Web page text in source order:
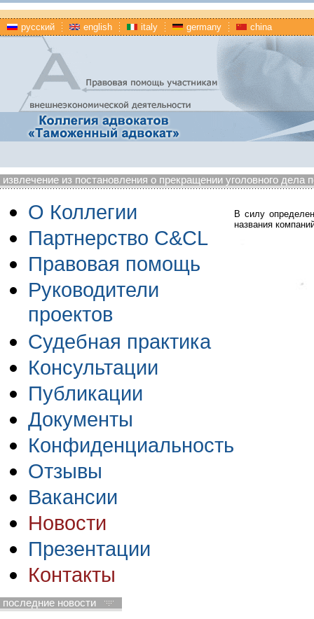
русский english italy germany china
извлечение из постановления о прекращении уголовного дела
О Коллегии
Партнерство C&CL
Правовая помощь
Руководители
проектов
Судебная практика
Консультации
Публикации
Документы
Конфиденциальность
Отзывы
Вакансии
Новости
Презентации
Контакты
последние новости
В силу
названия